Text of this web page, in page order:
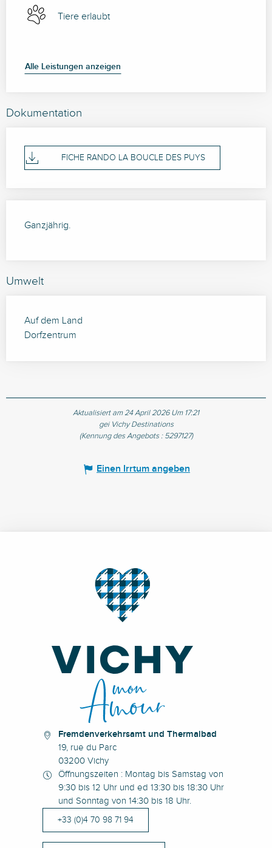
Tiere erlaubt
Alle Leistungen anzeigen
Dokumentation
FICHE RANDO LA BOUCLE DES PUYS
Ganzjährig.
Umwelt
Auf dem Land
Dorfzentrum
Aktualisiert am 24 April 2026 Um 17:21
gei Vichy Destinations
(Kennung des Angebots : 5297127)
Einen Irrtum angeben
Fremdenverkehrsamt und Thermalbad
19, rue du Parc
03200 Vichy
Öffnungszeiten : Montag bis Samstag von
9:30 bis 12 Uhr und ed 13:30 bis 18:30 Uhr
und Sonntag von 14:30 bis 18 Uhr.
+33 (0)4 70 98 71 94